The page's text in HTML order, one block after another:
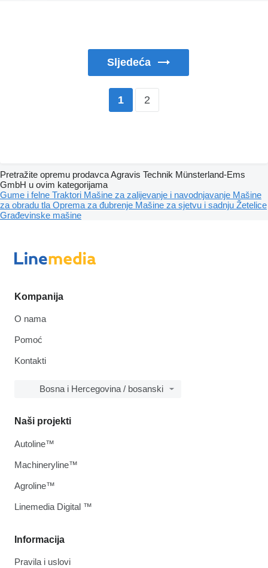
Sljedeća
1 2
Pretražite opremu prodavca Agravis Technik Münsterland-Ems
GmbH u ovim kategorijama
Gume i felne Traktori Mašine za zaliјеvanje i navodnjavanje Mašine
za obradu tla Oprema za đubrenje Mašine za sjetvu i sadnju Žetelice
Građevinske mašine
Kompanija
O nama
Pomoć
Kontakti
Bosna i Hercegovina / bosanski
Informacija
Pravila i uslovi
Naši projekti
Autoline™
Machineryline™
Agroline™
Linemedia Digital ™